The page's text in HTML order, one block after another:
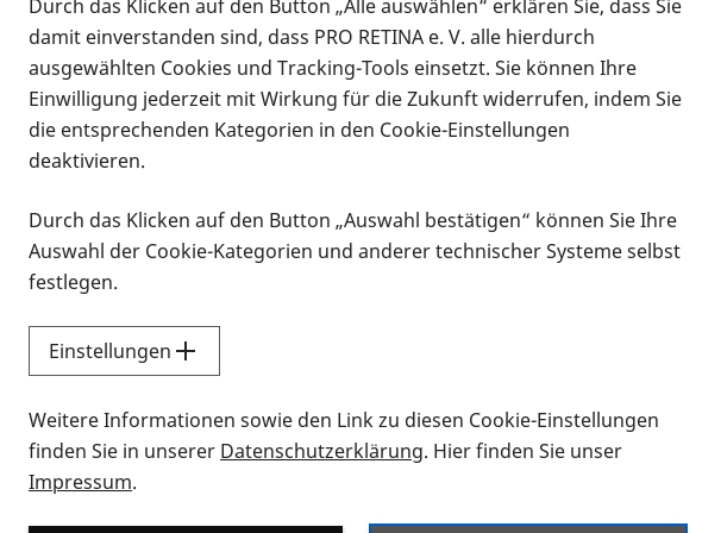
Infomaterial
Infomaterial
Vorlesen
Alle Infomaterialien in
Sie möchten wissen, wie Sie nach Infonmaterial
Durch das Klicken auf den Button „Alle auswählen“ erklären Sie, dass Sie
damit einverstanden sind, dass PRO RETINA e. V. alle hierdurch
ausgewählten Cookies und Tracking-Tools einsetzt. Sie können Ihre
Einwilligung jederzeit mit Wirkung für die Zukunft widerrufen, indem Sie
die entsprechenden Kategorien in den Cookie-Einstellungen
deaktivieren.
Durch das Klicken auf den Button „Auswahl bestätigen“ können Sie Ihre
Auswahl der Cookie-Kategorien und anderer technischer Systeme selbst
festlegen.
Einstellungen
Weitere Informationen sowie den Link zu diesen Cookie-Einstellungen
finden Sie in unserer Datenschutzerklärung. Hier finden Sie unser
Impressum.